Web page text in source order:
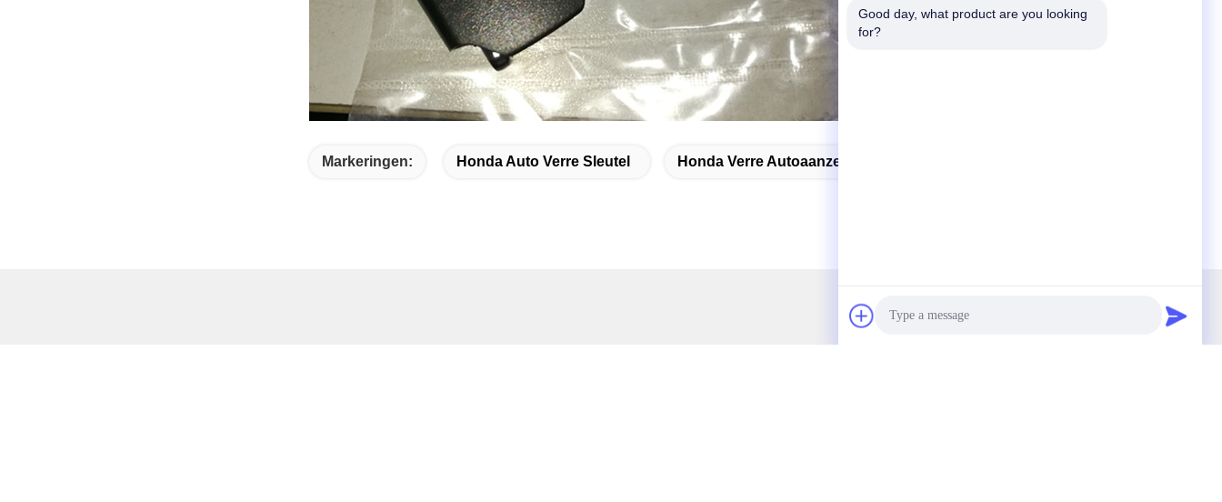
Markeringen: Honda Auto Verre Sleutel Honda Verre Autoaanzet
Good day, what product are you looking
for?